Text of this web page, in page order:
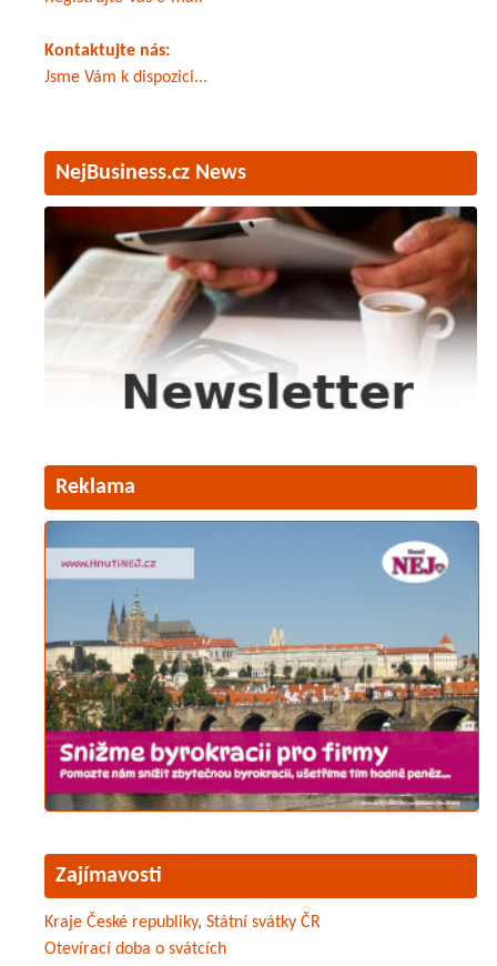
Kontaktujte nás:
Jsme Vám k dispozici...
NejBusiness.cz News
Reklama
Zajímavosti
Kraje České republiky, Státní svátky ČR
Otevírací doba o svátcích